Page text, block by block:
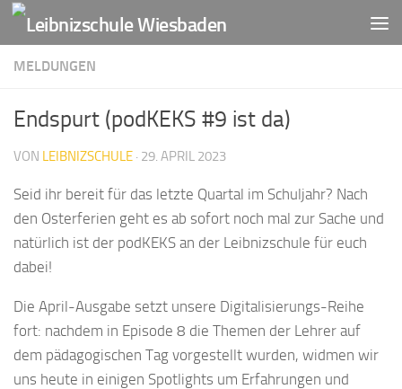
Zum Inhalt springen
MELDUNGEN
Endspurt (podKEKS #9 ist da)
VON LEIBNIZSCHULE · 29. APRIL 2023
Seid ihr bereit für das letzte Quartal im Schuljahr? Nach
den Osterferien geht es ab sofort noch mal zur Sache und
natürlich ist der podKEKS an der Leibnizschule für euch
dabei!
Die April-Ausgabe setzt unsere Digitalisierungs-Reihe
fort: nachdem in Episode 8 die Themen der Lehrer auf
dem pädagogischen Tag vorgestellt wurden, widmen wir
uns heute in einigen Spotlights um Erfahrungen und